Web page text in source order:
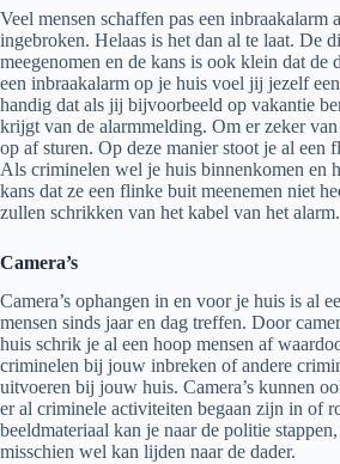
Veel mensen schaffen pas een inbraakalarm
ingebroken. Helaas is het dan al te laat. De
meegenomen en de kans is ook klein dat
een inbraakalarm op je huis voel jij jezelf
handig dat als jij bijvoorbeeld op vakantie
krijgt van de alarmmelding. Om er zeker
op af sturen. Op deze manier stoot je al een
Als criminelen wel je huis binnenkomen en
kans dat ze een flinke buit meenemen niet
zullen schrikken van het kabel van het alarm.
Camera’s
Camera’s ophangen in en voor je huis is al
mensen sinds jaar en dag treffen. Door
huis schrik je al een hoop mensen af
criminelen bij jouw inbreken of andere
uitvoeren bij jouw huis. Camera’s kunnen
er al criminele activiteiten begaan zijn in of
beeldmateriaal kan je naar de politie
misschien wel kan lijden naar de dader.